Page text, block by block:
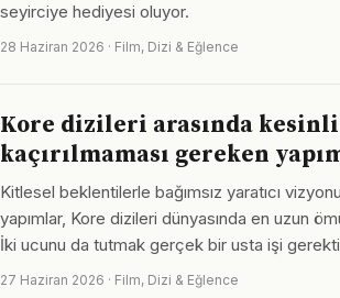
seyirciye hediyesi oluyor.
28 Haziran 2026 · Film, Dizi & Eğlence
Kore dizileri arasında
kaçırılmaması gereken
Kitlesel beklentilerle bağımsız yaratıcı
yapımlar, Kore dizileri dünyasında en uzun
İki ucunu da tutmak gerçek bir usta işi
27 Haziran 2026 · Film, Dizi & Eğlence